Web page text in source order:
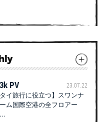
PV 23.07.22
タイ旅行に役立つ】スワンナ
ム国際空港の全フロアー